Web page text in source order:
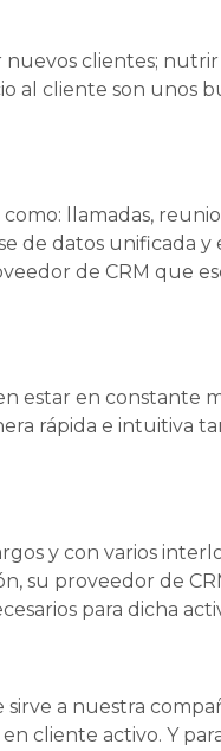
nuevos clientes;
al cliente son unos
llamadas,
de datos unificada y
de CRM que
estar en constante
rápida e intuitiva
y con varios
su proveedor de
para dicha
a nuestra
cliente activo. Y